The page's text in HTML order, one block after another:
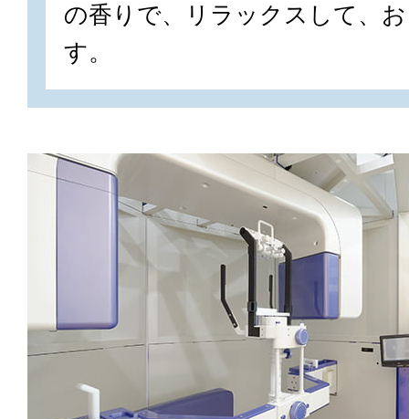
の香りで、リラックスして、
す。